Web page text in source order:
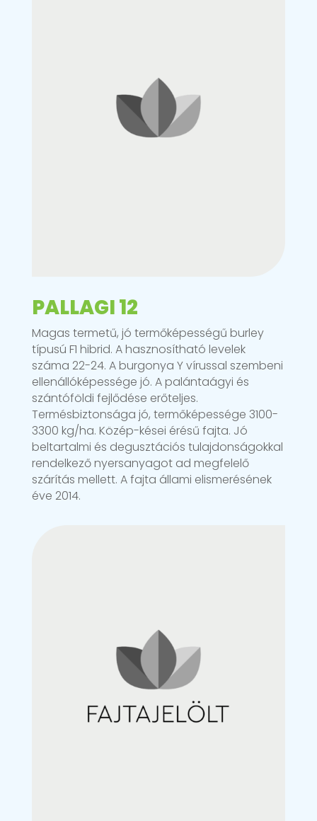
PALLAGI 12
Magas termetű, jó termőképességű burley
típusú F1 hibrid. A hasznosítható levelek
száma 22-24. A burgonya Y vírussal szembeni
ellenállóképessége jó. A palántaágyi és
szántóföldi fejlődése erőteljes.
Termésbiztonsága jó, termőképessége 3100-
3300 kg/ha. Közép-kései érésű fajta. Jó
beltartalmi és degusztációs tulajdonságokkal
rendelkező nyersanyagot ad megfelelő
szárítás mellett. A fajta állami elismerésének
éve 2014.